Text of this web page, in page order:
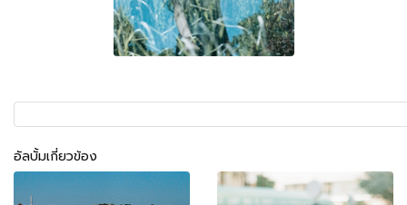
อัลบั้มเกี่ยวข้อง